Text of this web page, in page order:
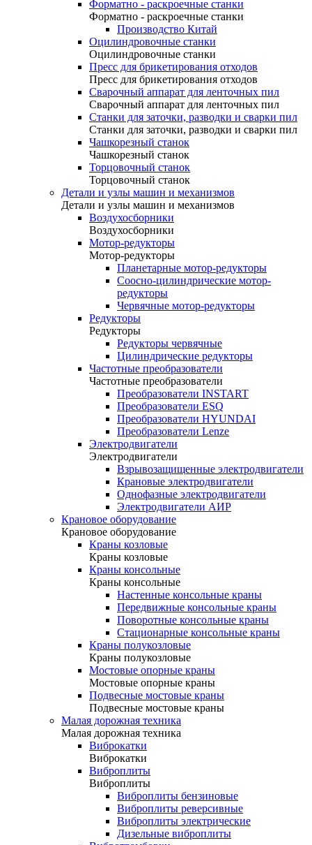
Форматно - раскроечные станки
Форматно - раскроечные станки
Производство Китай
Оцилиндровочные станки
Оцилиндровочные станки
Пресс для брикетирования отходов
Пресс для брикетирования отходов
Сварочный аппарат для ленточных пил
Сварочный аппарат для ленточных пил
Станки для заточки, разводки и сварки пил
Станки для заточки, разводки и сварки пил
Чашкорезный станок
Чашкорезный станок
Торцовочный станок
Торцовочный станок
Детали и узлы машин и механизмов
Детали и узлы машин и механизмов
Воздухосборники
Воздухосборники
Мотор-редукторы
Мотор-редукторы
Планетарные мотор-редукторы
Соосно-цилиндрические мотор-
редукторы
Червячные мотор-редукторы
Редукторы
Редукторы
Редукторы червячные
Цилиндрические редукторы
Частотные преобразователи
Частотные преобразователи
Преобразователи INSTART
Преобразователи ESQ
Преобразователи HYUNDAI
Преобразователи Lenze
Электродвигатели
Электродвигатели
Взрывозащищенные электродвигатели
Крановые электродвигатели
Однофазные электродвигатели
Электродвигатели АИР
Крановое оборудование
Крановое оборудование
Краны козловые
Краны козловые
Краны консольные
Краны консольные
Настенные консольные краны
Передвижные консольные краны
Поворотные консольные краны
Стационарные консольные краны
Краны полукозловые
Краны полукозловые
Мостовые опорные краны
Мостовые опорные краны
Подвесные мостовые краны
Подвесные мостовые краны
Малая дорожная техника
Малая дорожная техника
Виброкатки
Виброкатки
Виброплиты
Виброплиты
Виброплиты бензиновые
Виброплиты реверсивные
Виброплиты электрические
Дизельные виброплиты